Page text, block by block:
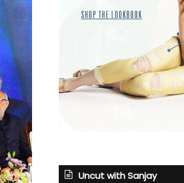
Uncut with Sanjay